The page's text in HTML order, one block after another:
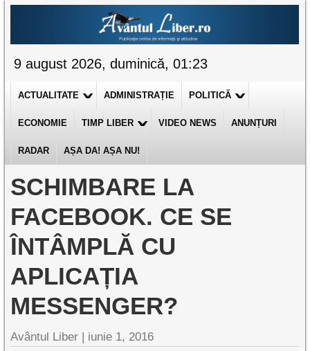
9 august 2026, duminică, 01:23
ACTUALITATE ADMINISTRAȚIE POLITICĂ
ECONOMIE TIMP LIBER VIDEO NEWS ANUNȚURI
RADAR AȘA DA! AȘA NU!
SCHIMBARE LA
FACEBOOK. CE SE
ÎNTÂMPLĂ CU
APLICAȚIA
MESSENGER?
Avântul Liber | iunie 1, 2016